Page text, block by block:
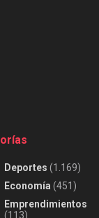
Deportes (1.169)
Economía (451)
Emprendimientos
(113)